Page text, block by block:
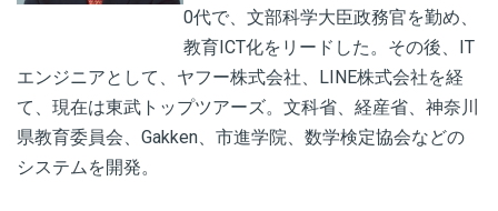
0代で、文部科学大臣政務官を勤め、
教育ICT化をリードした。その後、IT
エンジニアとして、ヤフー株式会社、LINE株式会社を経
て、現在は東武トップツアーズ。文科省、経産省、神奈川
県教育委員会、Gakken、市進学院、数学検定協会などの
システムを開発。